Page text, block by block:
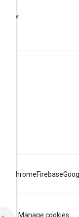
सवाल
ChromeFirebase
号 Manage cookies